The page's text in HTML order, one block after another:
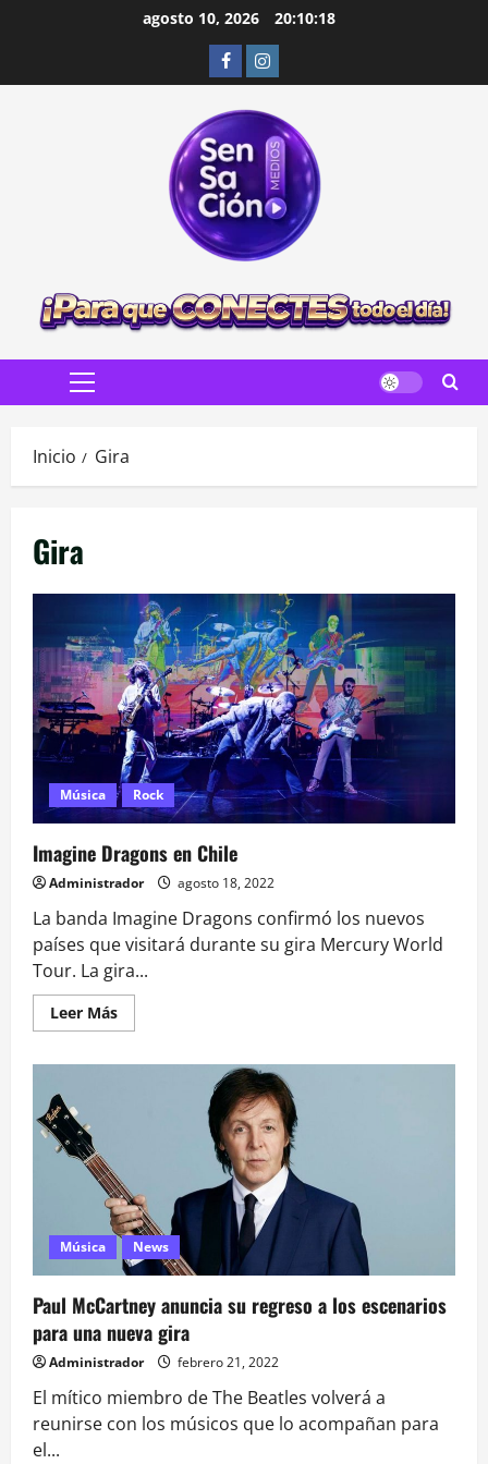
agosto 10, 2026 20:10:20
FacebookInstagram
Menú
Inicio Gira
Gira
Música Rock
Imagine Dragons en Chile
Administrador agosto 18, 2022
La banda Imagine Dragons confirmó los nuevos
países que visitará durante su gira Mercury World
Tour. La gira...
Leer MásLeer
más
Música News
Paul McCartney anuncia su regreso a los escenarios
para una nueva gira
Administrador febrero 21, 2022
El mítico miembro de The Beatles volverá a
reunirse con los músicos que lo acompañan para
el...